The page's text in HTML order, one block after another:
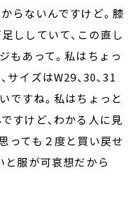
らないんですけど。膝
ししていて、この直し
もあって。私はちょっ
イズはW29、30、31
ですね。私はちょっと
すけど、わかる人に見
っても２度と買い戻せ
と服が可哀想だから